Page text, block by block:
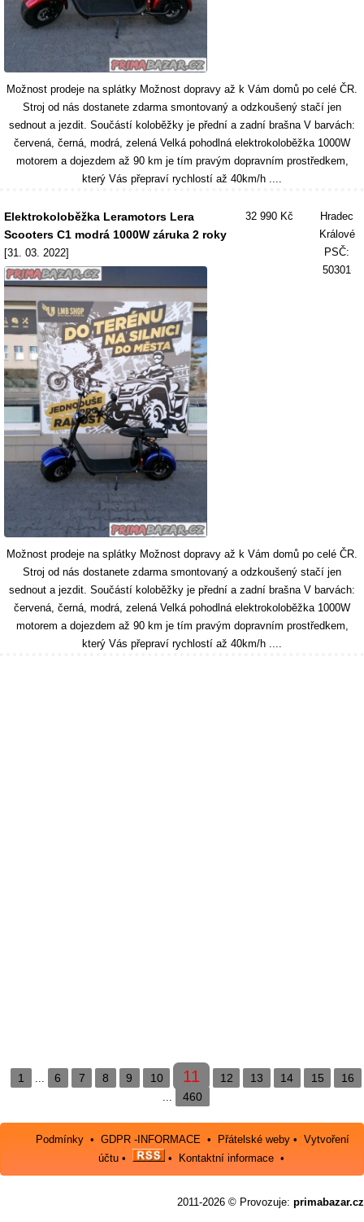
Možnost prodeje na splátky Možnost dopravy až k Vám domů po celé ČR.
Stroj od nás dostanete zdarma smontovaný a odzkoušený stačí jen
sednout a jezdit. Součástí koloběžky je přední a zadní brašna V barvách:
červená, černá, modrá, zelená Velká pohodlná elektrokoloběžka 1000W
motorem a dojezdem až 90 km je tím pravým dopravním prostředkem,
který Vás přepraví rychlostí až 40km/h ....
Elektrokoloběžka Leramotors Lera
Scooters C1 modrá 1000W záruka 2 roky
[31. 03. 2022]
32 990 Kč
Hradec
Králové
PSČ:
50301
Možnost prodeje na splátky Možnost dopravy až k Vám domů po celé ČR.
Stroj od nás dostanete zdarma smontovaný a odzkoušený stačí jen
sednout a jezdit. Součástí koloběžky je přední a zadní brašna V barvách:
červená, černá, modrá, zelená Velká pohodlná elektrokoloběžka 1000W
motorem a dojezdem až 90 km je tím pravým dopravním prostředkem,
který Vás přepraví rychlostí až 40km/h ....
1 ... 6 7 8 9 10 11 12 13 14 15 16
... 460
Podmínky •GDPR -INFORMACE • Přátelské weby •Vytvoření
účtu• • Kontaktní informace•
2011-2026 © Provozuje: primabazar.cz